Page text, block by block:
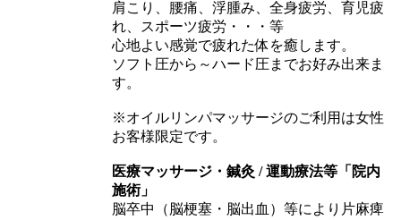
肩こり、腰痛、浮腫み、全身疲労、育児疲
れ、スポーツ疲労・・・等
心地よい感覚で疲れた体を癒します。
ソフト圧から～ハード圧までお好み出来ま
す。
※オイルリンパマッサージのご利用は女性
お客様限定です。
医療マッサージ・鍼灸 / 運動療法等「院内
施術」
脳卒中（脳梗塞・脳出血）等により片麻痺